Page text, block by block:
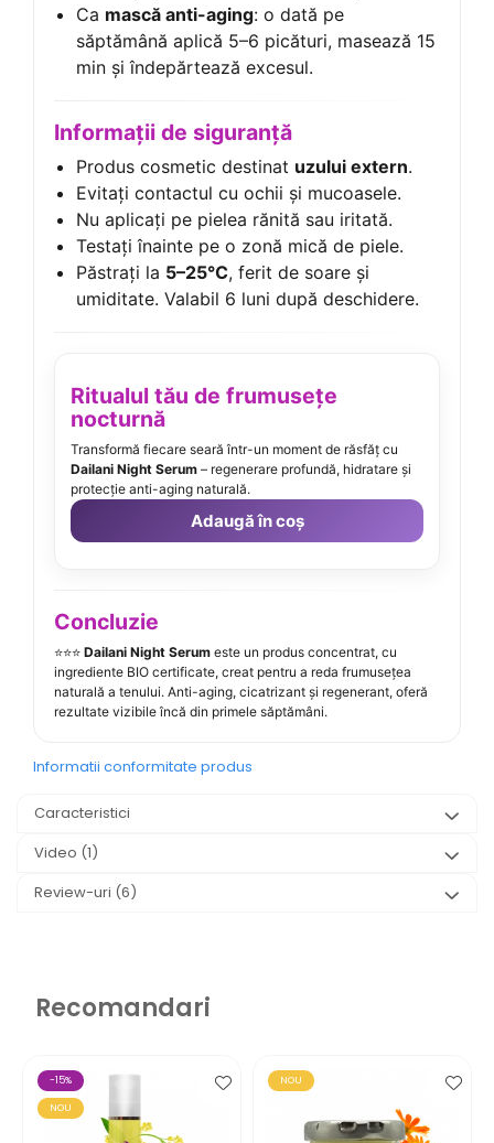
Ca mască anti-aging: o dată pe
săptămână aplică 5–6 picături, masează 15
min și îndepărtează excesul.
Informații de siguranță
Produs cosmetic destinat uzului extern.
Evitați contactul cu ochii și mucoasele.
Nu aplicați pe pielea rănită sau iritată.
Testați înainte pe o zonă mică de piele.
Păstrați la 5–25°C, ferit de soare și
umiditate. Valabil 6 luni după deschidere.
Ritualul tău de frumusețe
nocturnă
Transformă fiecare seară într-un moment de răsfăț cu
Dailani Night Serum – regenerare profundă, hidratare și
protecție anti-aging naturală.
Adaugă în coș
Concluzie
⭐⭐⭐ Dailani Night Serum este un produs concentrat, cu
ingrediente BIO certificate, creat pentru a reda frumusețea
naturală a tenului. Anti-aging, cicatrizant și regenerant, oferă
rezultate vizibile încă din primele săptămâni.
Informatii conformitate produs
Caracteristici
Video (1)
Review-uri (6)
Recomandari
-15%
NOU
NOU